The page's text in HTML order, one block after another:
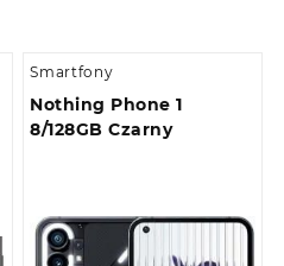
Smartfony
Nothing Phone 1
8/128GB Czarny